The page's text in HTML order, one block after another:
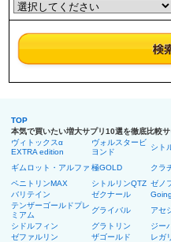
TOP
本気で買いたい増大サプリ10選を徹底比較
ヴィトックスα
EXTRA edition
ヴォルスタービ
ヨンド
シト
ギムロット・アルファ 極GOLD クラ
ペニトリンMAX
シトルリンQTZ ゼノ
バリテイン
ゼクナール
テンザーゴールドプレ
ミアム
グライバル アセ
シドルフィン
グラトリン ジー
ゼファルリン
ザゴールド レガ